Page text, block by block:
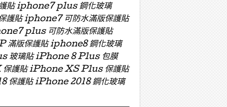
貼 iphone7 plus 鋼化玻璃
貼 iphone7 可防水滿版保護貼
plus 可防水滿版保護貼
版保護貼 iphone8 鋼化玻璃
玻璃貼 iPhone 8 Plus 包膜
護貼 iPhone XS Plus 保護貼
護貼 iPhone 2018 鋼化玻璃